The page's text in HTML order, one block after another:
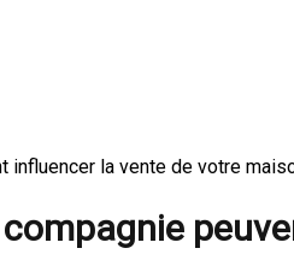
influencer la vente de votre